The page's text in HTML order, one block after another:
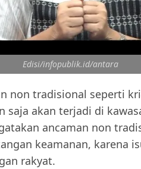
Edisi/infopublik.id/antara
non tradisional seperti
akan terjadi di
ancaman non
keamanan, karena
rakyat.